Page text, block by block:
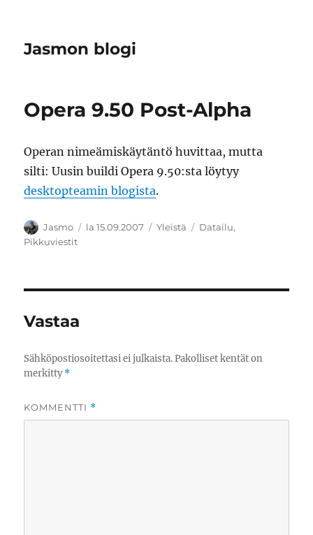
Jasmon blogi
Opera 9.50 Post-Alpha
Operan nimeämiskäytäntö huvittaa, mutta
silti: Uusin buildi Opera 9.50:sta löytyy
desktopteamin blogista.
Kirjoittaja
Jasmo Julkaistu
la 15.09.2007 Kategoriat
Yleistä Avainsanat
Datailu,
Pikkuviestit
Vastaa
Sähköpostiosoitettasi ei julkaista. Pakolliset kentät on
merkitty*
KOMMENTTI *